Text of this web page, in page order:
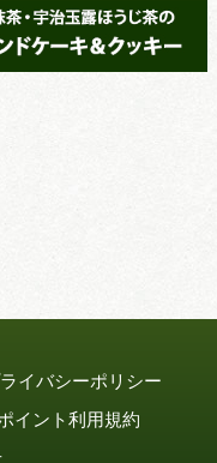
イバシーポリシー
イント利用規約